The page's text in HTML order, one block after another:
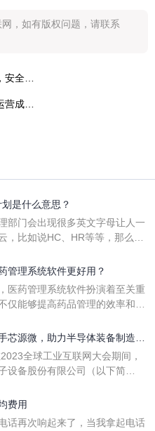
，如有版权问题，请联系
是什么意思？
部门会出现很多英文字母让人一
，比如说HC、HR等等，那么它
管理系统软件更好用？
医药管理系统软件扮演着至关重
仅能够提高药品管理的效率和准
管理系统软件应具备以下特点。
地进行操作。 复杂的
芯源微，助力半导体装备制造领
全球工业互联网大会期间，
设备股份有限公司（以下简
在辽宁沈阳签署战略合作协议。
费用
话再次响起来了，当我拿起电话